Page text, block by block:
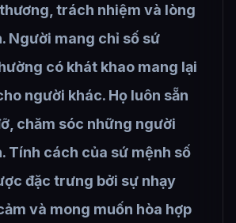
trách nhiệm và lòng
Người mang chỉ số sứ
có khát khao mang lại
người khác. Họ luôn sẵn
chăm sóc những người
Tính cách của sứ mệnh số
đặc trưng bởi sự nhạy
và mong muốn hòa hợp